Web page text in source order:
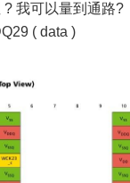
? 我可以量到通路?
( data )